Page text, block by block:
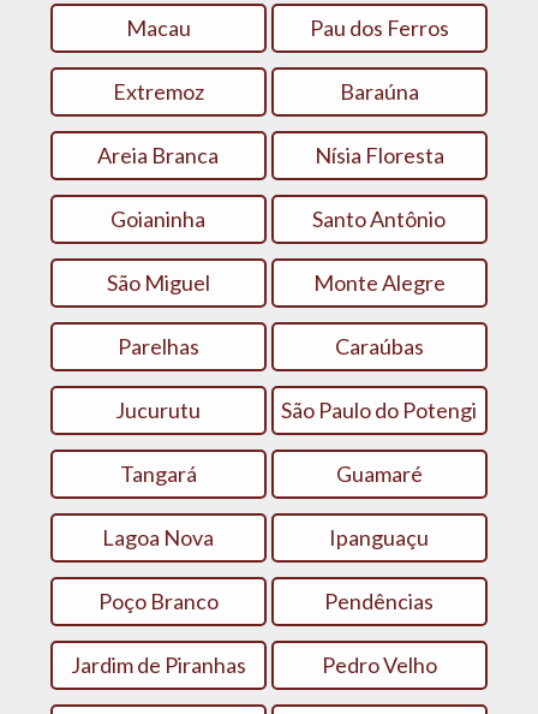
Macau Pau dos Ferros
Extremoz Baraúna
Areia Branca Nísia Floresta
Goianinha Santo Antônio
São Miguel Monte Alegre
Parelhas Caraúbas
Jucurutu São Paulo do Potengi
Tangará Guamaré
Lagoa Nova Ipanguaçu
Poço Branco Pendências
Jardim de Piranhas Pedro Velho